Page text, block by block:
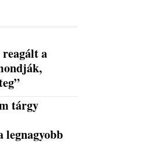
a
tárgy